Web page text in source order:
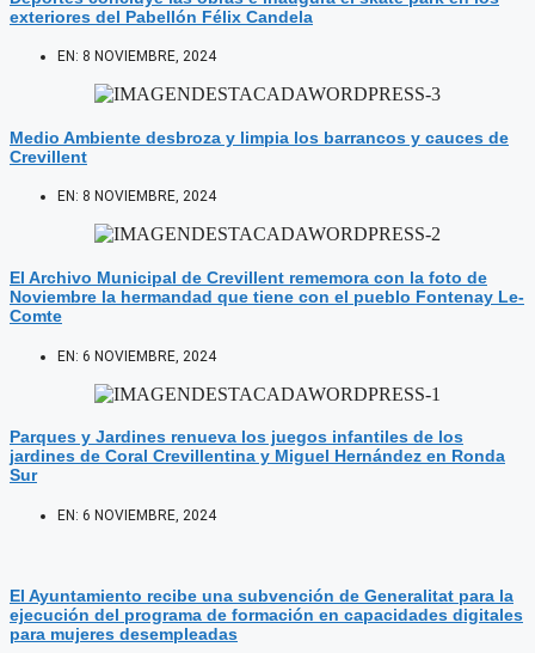
exteriores del Pabellón Félix Candela
EN: 8 NOVIEMBRE, 2024
Medio Ambiente desbroza y limpia los barrancos y cauces de
Crevillent
EN: 8 NOVIEMBRE, 2024
El Archivo Municipal de Crevillent rememora con la foto de
Noviembre la hermandad que tiene con el pueblo Fontenay Le-
Comte
EN: 6 NOVIEMBRE, 2024
Parques y Jardines renueva los juegos infantiles de los
jardines de Coral Crevillentina y Miguel Hernández en Ronda
Sur
EN: 6 NOVIEMBRE, 2024
El Ayuntamiento recibe una subvención de Generalitat para la
ejecución del programa de formación en capacidades digitales
para mujeres desempleadas